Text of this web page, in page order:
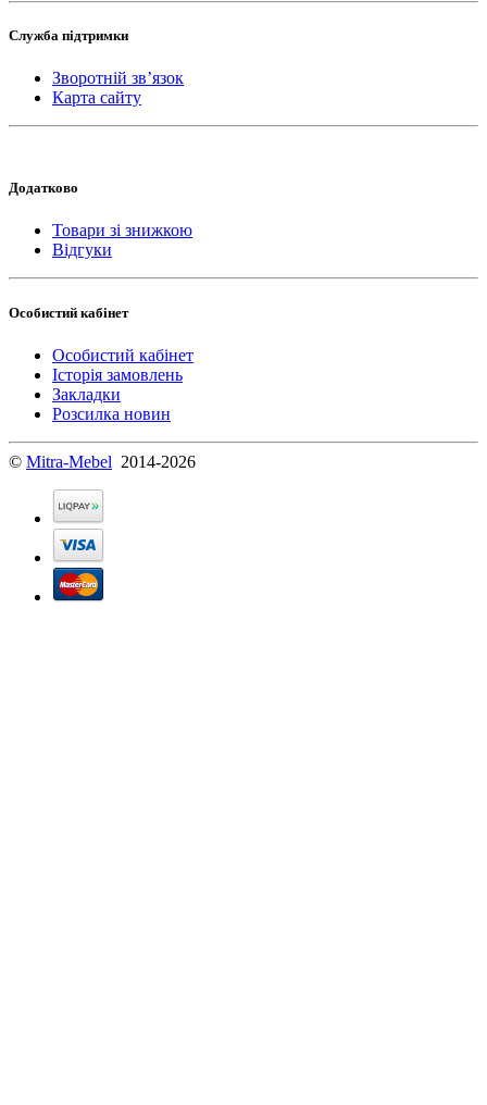
Служба підтримки
Зворотній зв’язок
Карта сайту
Додатково
Товари зі знижкою
Відгуки
Особистий кабінет
Особистий кабінет
Історія замовлень
Закладки
Розсилка новин
© Mitra-Mebel 2014-2026